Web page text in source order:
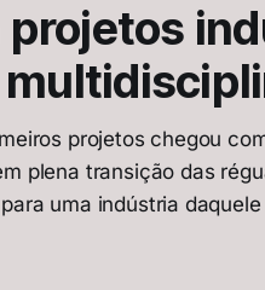
projetos
projetos chegou
plena transição das
uma indústria